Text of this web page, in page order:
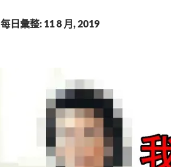
每日彙整: 11 8 月, 2019